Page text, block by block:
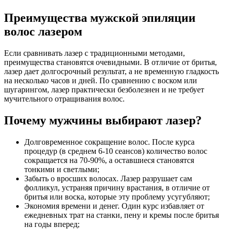
Преимущества мужской эпиляции
волос лазером
Если сравнивать лазер с традиционными методами,
преимущества становятся очевидными. В отличие от бритья,
лазер дает долгосрочный результат, а не временную гладкость
на несколько часов и дней. По сравнению с воском или
шугарингом, лазер практически безболезнен и не требует
мучительного отращивания волос.
Почему мужчины выбирают лазер?
Долговременное сокращение волос. После курса
процедур (в среднем 6-10 сеансов) количество волос
сокращается на 70-90%, а оставшиеся становятся
тонкими и светлыми;
Забыть о вросших волосах. Лазер разрушает сам
фолликул, устраняя причину врастания, в отличие от
бритья или воска, которые эту проблему усугубляют;
Экономия времени и денег. Один курс избавляет от
ежедневных трат на станки, пену и кремы после бритья
на годы вперед;